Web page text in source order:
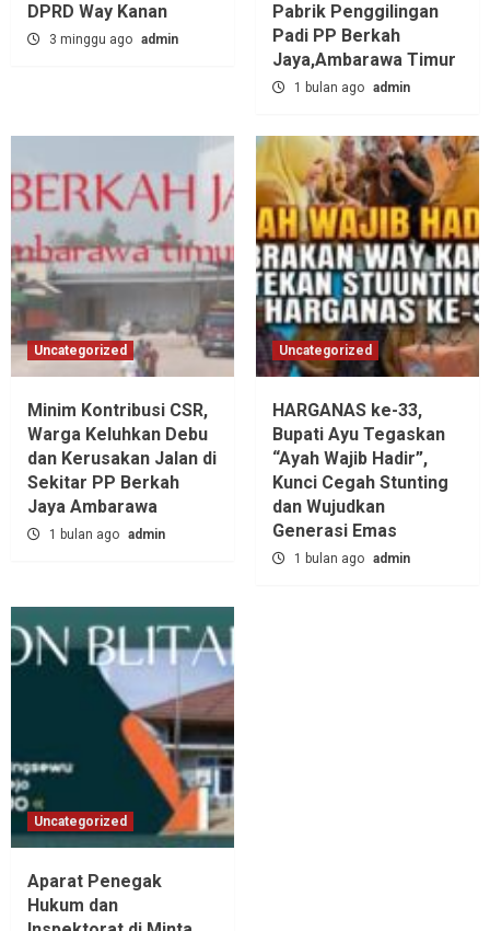
DPRD Way Kanan
3 minggu ago admin
Pabrik Penggilingan
Padi PP Berkah
Jaya,‎Ambarawa Timur
1 bulan ago admin
Uncategorized
Minim Kontribusi CSR,
Warga Keluhkan Debu
dan Kerusakan Jalan di
Sekitar PP Berkah
Jaya Ambarawa‎
1 bulan ago admin
Uncategorized
HARGANAS ke-33,
Bupati Ayu Tegaskan
“Ayah Wajib Hadir”,
Kunci Cegah Stunting
dan Wujudkan
Generasi Emas
1 bulan ago admin
Uncategorized
Aparat Penegak
Hukum dan